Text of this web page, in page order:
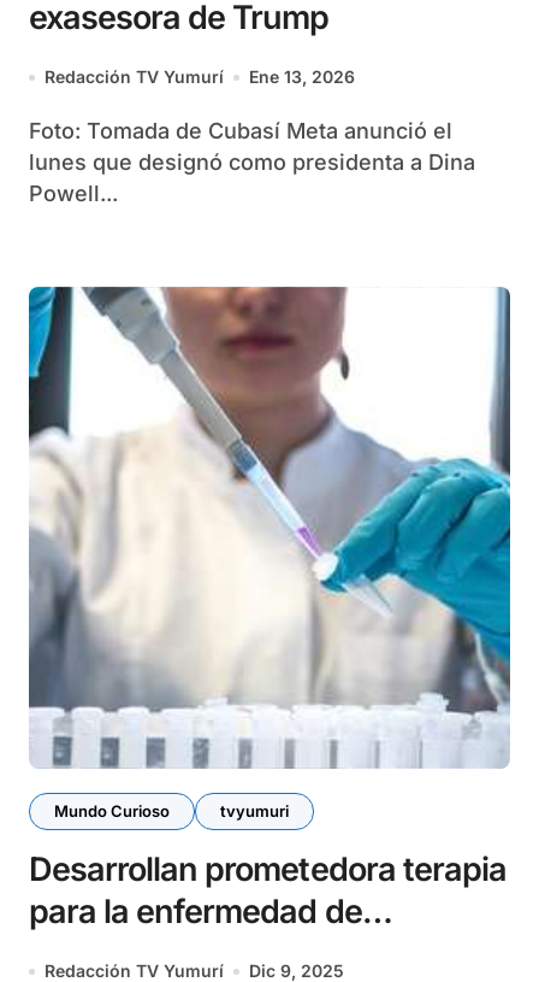
exasesora de Trump
Redacción TV Yumurí Ene 13, 2026
Foto: Tomada de Cubasí Meta anunció el
lunes que designó como presidenta a Dina
Powell...
Mundo Curioso tvyumuri
Desarrollan prometedora terapia
para la enfermedad de
Parkinson
Redacción TV Yumurí Dic 9, 2025